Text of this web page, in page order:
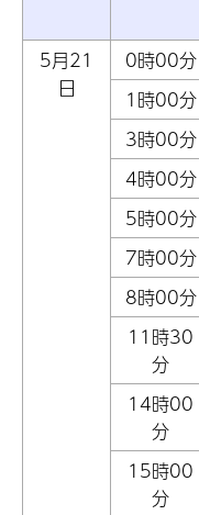
5月21
日
0時00分
1時00分
3時00分
4時00分
5時00分
7時00分
8時00分
11時30
分
14時00
分
15時00
分